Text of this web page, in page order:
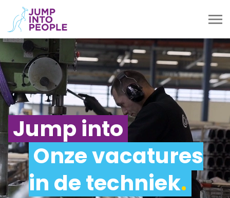
Jump into
Onze vacatures
in de techniek.